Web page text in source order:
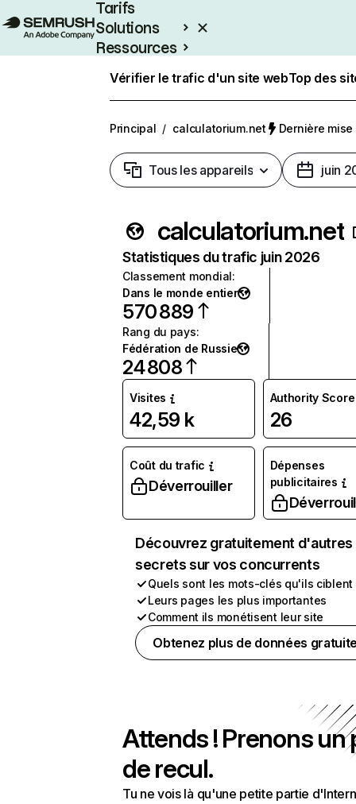
Tarifs
Solutions
Ressources
Vérifier le trafic d'un site webTop des
Principal / calculatorium.net Dernière
Tous les appareils juin
calculatorium.net
Statistiques du trafic juin 2026
Classement mondial:
Dans le monde entier
570 889
Rang du pays:
Fédération de Russie
24 808
Visites
42,59 k
Authority Score
26
Coût du trafic
Déverrouiller
Dépenses
publicitaires
Découvrez gratuitement d'autres
secrets sur vos concurrents
Quels sont les mots-clés qu'ils ciblent
Leurs pages les plus importantes
Comment ils monétisent leur site
Obtenez plus de données
Attends ! Prenons un
de recul.
Tu ne vois là qu'une petite partie